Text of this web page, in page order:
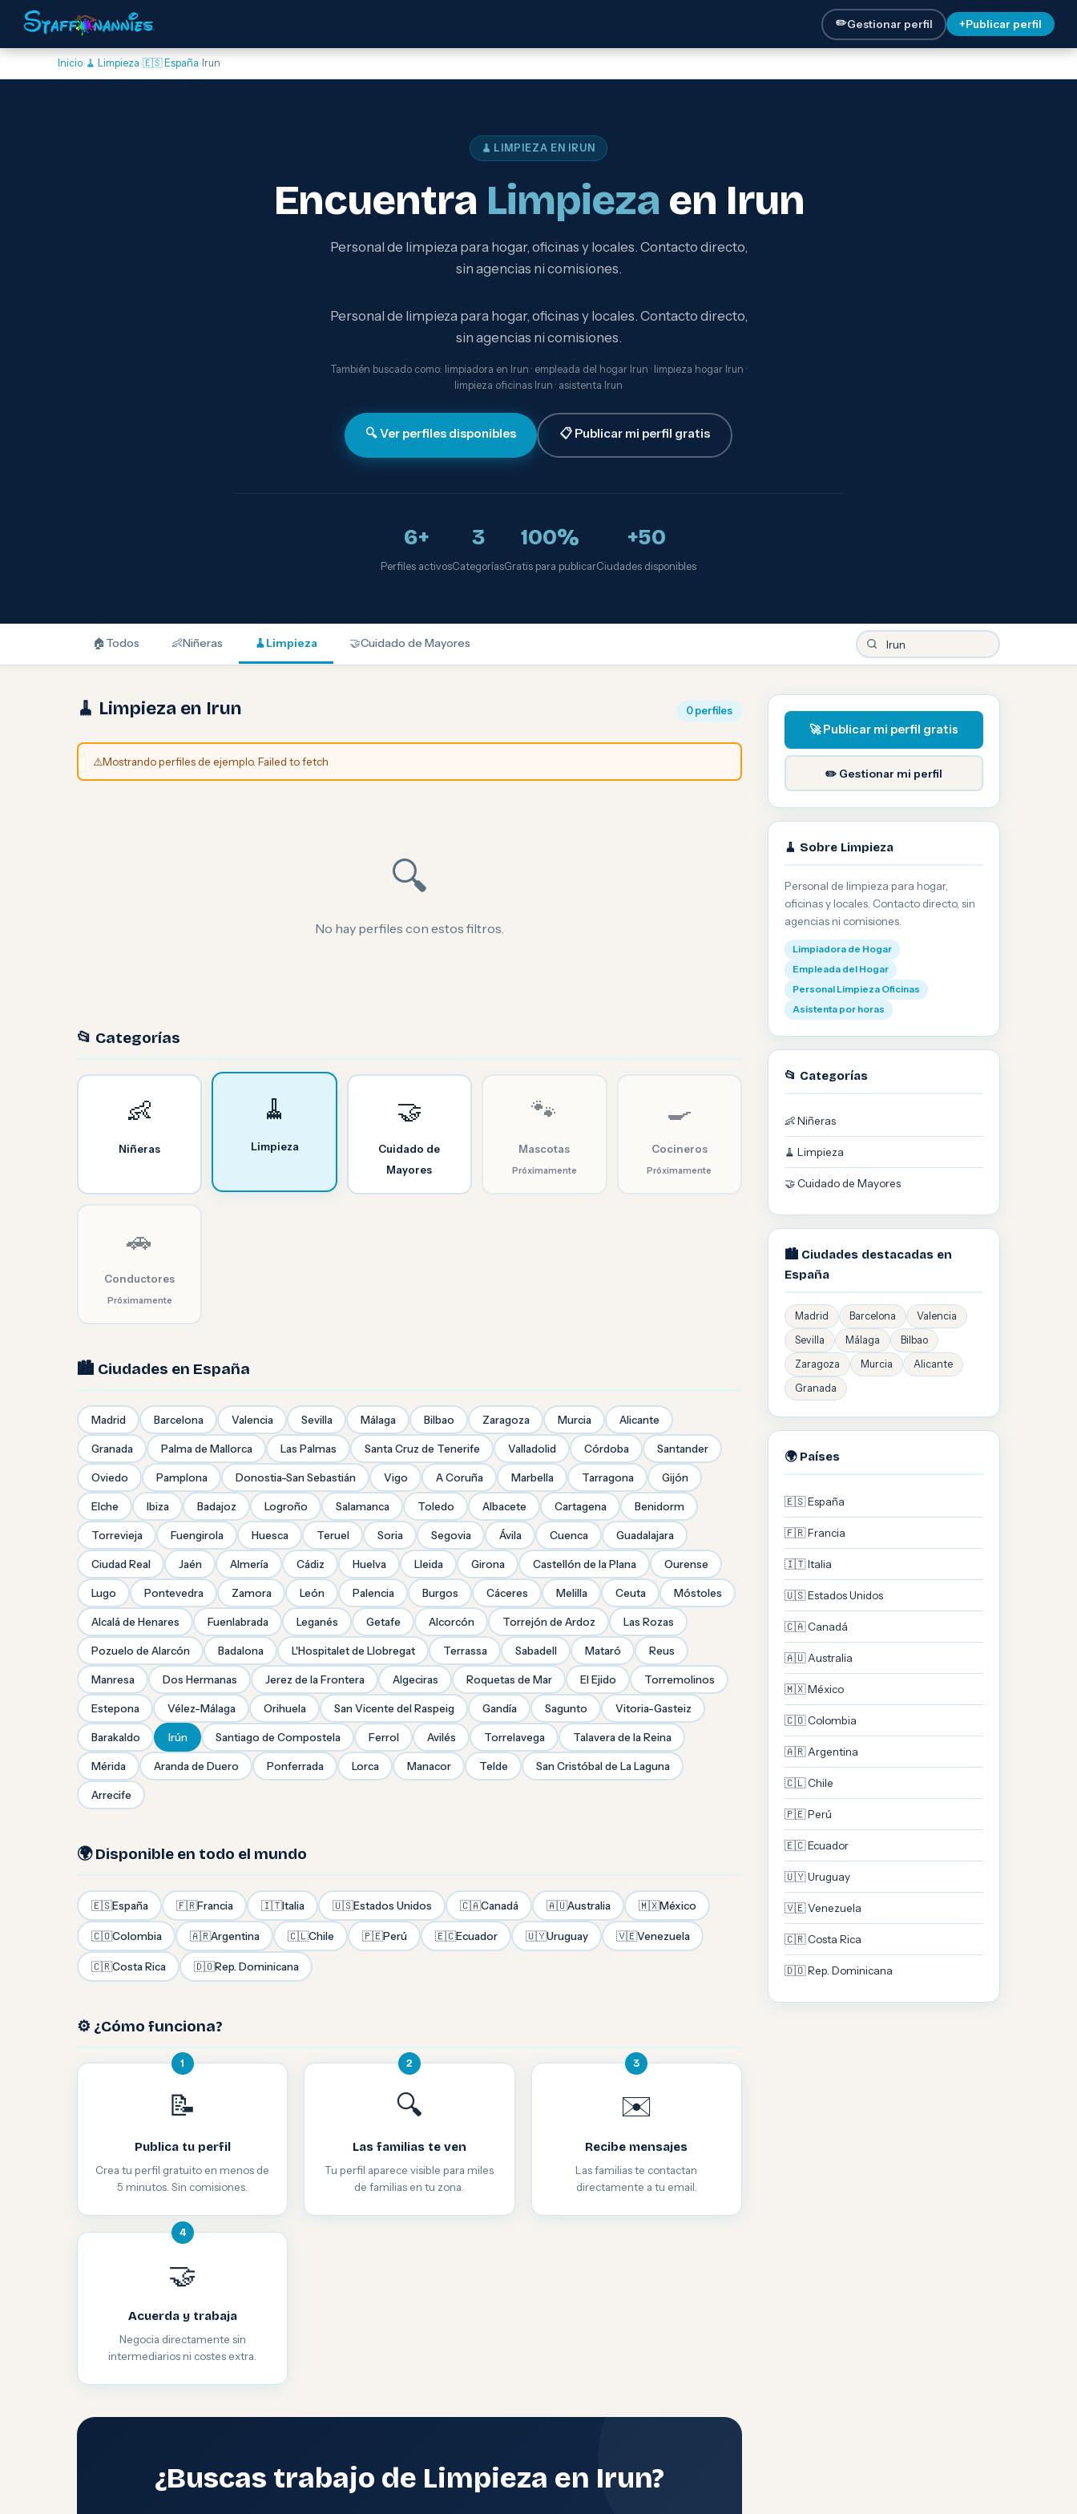
✏️Gestionar perfil +Publicar perfil
Inicio› 🧹 Limpieza›🇪🇸 España› Irun
🧹 LIMPIEZA EN IRUN
Encuentra Limpieza en Irun
Personal de limpieza para hogar, oficinas y locales. Contacto directo,
sin agencias ni comisiones.
Personal de limpieza para hogar, oficinas y locales. Contacto directo,
sin agencias ni comisiones.
También buscado como: limpiadora en Irun · empleada del hogar Irun · limpieza hogar Irun ·
limpieza oficinas Irun · asistenta Irun
🔍 Ver perfiles disponibles 📋 Publicar mi perfil gratis
6+
Perfiles activos
3
Categorías
100%
Gratis para publicar
+50
Ciudades disponibles
🏠 Todos 👶Niñeras 🧹 Limpieza 🤝Cuidado de Mayores
🧹 Limpieza en Irun 0 perfiles
⚠️Mostrando perfiles de ejemplo. Failed to fetch
🔍
No hay perfiles con estos filtros.
📂 Categorías
👶
Niñeras
🧹
Limpieza
🤝
Cuidado de
Mayores
🐾
Mascotas
Próximamente
🍳
Cocineros
Próximamente
🚗
Conductores
Próximamente
🏙️ Ciudades en España
Madrid Barcelona Valencia Sevilla Málaga Bilbao Zaragoza Murcia Alicante
Granada Palma de Mallorca Las Palmas Santa Cruz de Tenerife Valladolid Córdoba Santander
Oviedo Pamplona Donostia-San Sebastián Vigo A Coruña Marbella Tarragona Gijón
Elche Ibiza Badajoz Logroño Salamanca Toledo Albacete Cartagena Benidorm
Torrevieja Fuengirola Huesca Teruel Soria Segovia Ávila Cuenca Guadalajara
Ciudad Real Jaén Almería Cádiz Huelva Lleida Girona Castellón de la Plana Ourense
Lugo Pontevedra Zamora León Palencia Burgos Cáceres Melilla Ceuta Móstoles
Alcalá de Henares Fuenlabrada Leganés Getafe Alcorcón Torrejón de Ardoz Las Rozas
Pozuelo de Alarcón Badalona L'Hospitalet de Llobregat Terrassa Sabadell Mataró Reus
Manresa Dos Hermanas Jerez de la Frontera Algeciras Roquetas de Mar El Ejido Torremolinos
Estepona Vélez-Málaga Orihuela San Vicente del Raspeig Gandía Sagunto Vitoria-Gasteiz
Barakaldo Irún Santiago de Compostela Ferrol Avilés Torrelavega Talavera de la Reina
Mérida Aranda de Duero Ponferrada Lorca Manacor Telde San Cristóbal de La Laguna
Arrecife
🌍 Disponible en todo el mundo
🇪🇸España 🇫🇷Francia 🇮🇹Italia 🇺🇸Estados Unidos 🇨🇦Canadá 🇦🇺Australia 🇲🇽México
🇨🇴Colombia 🇦🇷Argentina 🇨🇱Chile 🇵🇪Perú 🇪🇨Ecuador 🇺🇾Uruguay 🇻🇪Venezuela
🇨🇷Costa Rica 🇩🇴Rep. Dominicana
⚙️ ¿Cómo funciona?
1
📝
Publica tu perfil
Crea tu perfil gratuito en menos de
5 minutos. Sin comisiones.
2
🔍
Las familias te ven
Tu perfil aparece visible para miles
de familias en tu zona.
3
✉️
Recibe mensajes
Las familias te contactan
directamente a tu email.
4
🤝
Acuerda y trabaja
Negocia directamente sin
intermediarios ni costes extra.
¿Buscas trabajo de Limpieza en Irun?
🚀 Publicar mi perfil gratis
✏️ Gestionar mi perfil
🧹 Sobre Limpieza
Personal de limpieza para hogar,
oficinas y locales. Contacto directo, sin
agencias ni comisiones.
Limpiadora de Hogar
Empleada del Hogar
Personal Limpieza Oficinas
Asistenta por horas
📂 Categorías
👶 Niñeras
🧹 Limpieza
🤝 Cuidado de Mayores
🏙️ Ciudades destacadas en
España
Madrid Barcelona
Valencia
Sevilla
Málaga
Bilbao
Zaragoza
Murcia
Alicante
Granada
🌍 Países
🇪🇸 España
🇫🇷 Francia
🇮🇹 Italia
🇺🇸 Estados Unidos
🇨🇦 Canadá
🇦🇺 Australia
🇲🇽 México
🇨🇴 Colombia
🇦🇷 Argentina
🇨🇱 Chile
🇵🇪 Perú
🇪🇨 Ecuador
🇺🇾 Uruguay
🇻🇪 Venezuela
🇨🇷 Costa Rica
🇩🇴 Rep. Dominicana